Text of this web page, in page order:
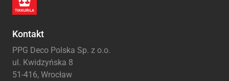
Kontakt
PPG Deco Polska Sp. z o.o.
ul. Kwidzyńska 8
51-416, Wrocław